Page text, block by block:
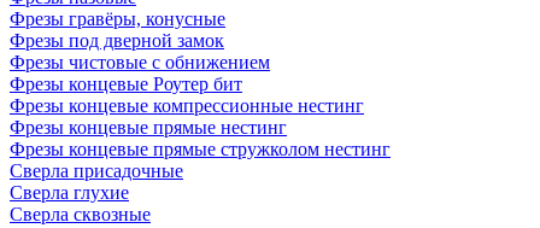
Фрезы гравёры, конусные
Фрезы под дверной замок
Фрезы чистовые с обнижением
Фрезы концевые Роутер бит
Фрезы концевые компрессионные нестинг
Фрезы концевые прямые нестинг
Фрезы концевые прямые стружколом нестинг
Сверла присадочные
Сверла глухие
Сверла сквозные